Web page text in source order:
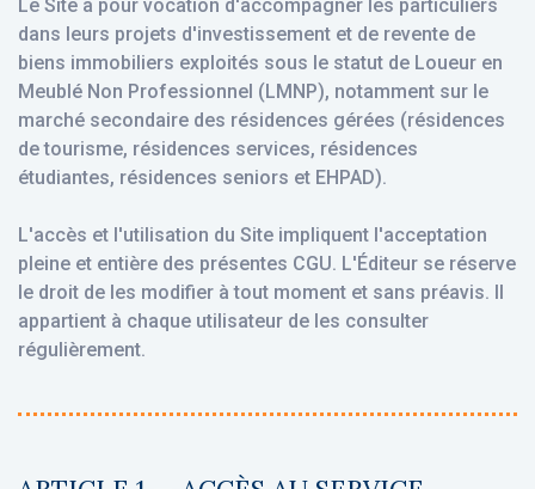
Le Site a pour vocation d'accompagner les particuliers
dans leurs projets d'investissement et de revente de
biens immobiliers exploités sous le statut de Loueur en
Meublé Non Professionnel (LMNP), notamment sur le
marché secondaire des résidences gérées (résidences
de tourisme, résidences services, résidences
étudiantes, résidences seniors et EHPAD).
L'accès et l'utilisation du Site impliquent l'acceptation
pleine et entière des présentes CGU. L'Éditeur se réserve
le droit de les modifier à tout moment et sans préavis. Il
appartient à chaque utilisateur de les consulter
régulièrement.